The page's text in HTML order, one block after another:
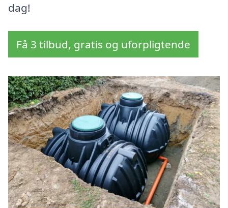
dag!
Få 3 tilbud, gratis og uforpligtende